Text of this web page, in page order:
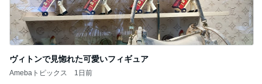
ヴィトンで見惚れた可愛いフィギュア
Amebaトピックス 1日前